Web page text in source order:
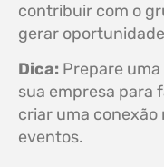
contribuir com o
gerar
Dica: Prepare
sua empresa para
criar uma conexão
eventos.